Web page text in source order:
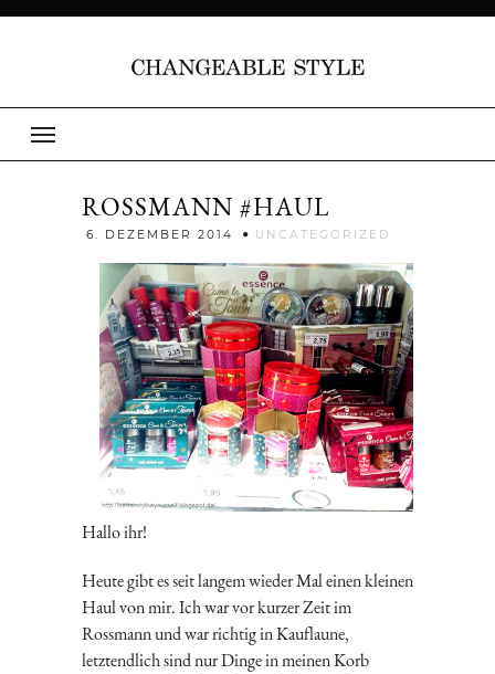
ROSSMANN #HAUL
6. DEZEMBER 2014 UNCATEGORIZED
Hallo ihr!
Heute gibt es seit langem wieder Mal einen kleinen
Haul von mir. Ich war vor kurzer Zeit im
Rossmann und war richtig in Kauflaune,
letztendlich sind nur Dinge in meinen Korb